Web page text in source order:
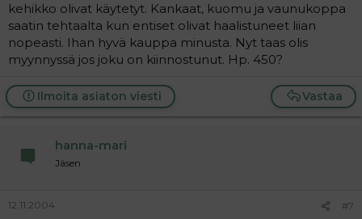
kehikko olivat käytetyt. Kankaat, kuomu ja vaunukoppa
saatin tehtaalta kun entiset olivat haalistuneet liian
nopeasti. Ihan hyvä kauppa minusta. Nyt taas olis
myynnyssä jos joku on kiinnostunut. Hp. 450?
Vastaa
Ilmoita asiaton viesti
hanna-mari
Jäsen
12.11.2004 #7